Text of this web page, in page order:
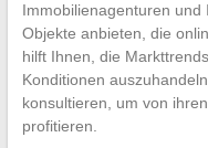
Immobilienagenturen und
Objekte anbieten, die
hilft Ihnen, die
Konditionen
konsultieren, um von
profitieren.